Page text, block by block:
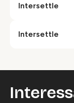
Intersettle
Intersettle